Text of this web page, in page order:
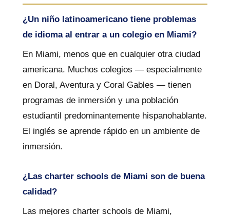
¿Un niño latinoamericano tiene problemas
de idioma al entrar a un colegio en Miami?
En Miami, menos que en cualquier otra ciudad
americana. Muchos colegios — especialmente
en Doral, Aventura y Coral Gables — tienen
programas de inmersión y una población
estudiantil predominantemente hispanohablante.
El inglés se aprende rápido en un ambiente de
inmersión.
¿Las charter schools de Miami son de buena
calidad?
Las mejores charter schools de Miami,